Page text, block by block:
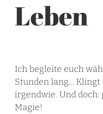
Leben
Ich begleite euch
Stunden lang… Klingt
irgendwie. Und doch:
Magie!